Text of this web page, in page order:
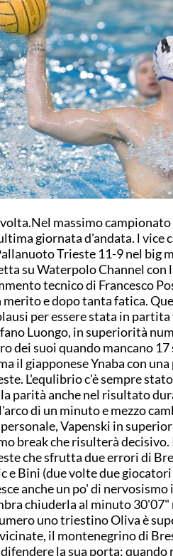
massimo
giornata d'andata. l vice
Trieste 11-9 nel big
su Waterpolo Channel con
tecnico di Francesco
merito e dopo tanta fatica.
per essere stata in
Luongo, in superiorità
dei suoi quando mancano
il giapponese Ynaba con
L'equlibrio c'è sempre
parità anche nel risultato
di un minuto e mezzo
Vapenski in
break che risulterà
che sfrutta due errori di
e Bini (due volte due
anche un po' di
chiuderla al minuto 30'07"
uno triestino Oliva è
il montenegrino di
la sua porta; quando